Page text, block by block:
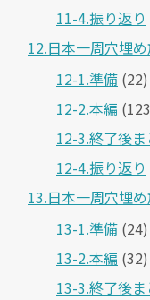
11-4.振り返り
12.日本一周穴埋
12-1.準備 (22)
12-2.本編
12-3.終了後ま
12-4.振り返り
13.日本一周穴埋
13-1.準備 (24)
13-2.本編 (32)
13-3.終了後ま